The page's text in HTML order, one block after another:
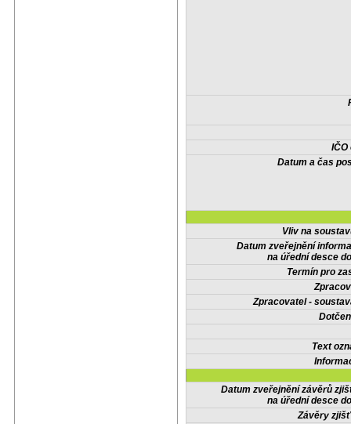
IČO
Datum a čas
Vliv na
Datum zveřejnění
na úřední desce
Termín pro
Zpracovatel -
Text
Datum zveřejnění závěrů
na úřední desce
Závěry